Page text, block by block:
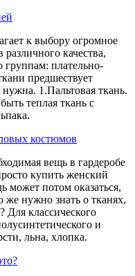
к выбору огромное
различного качества,
группам: плательно-
предшествует
1.Пальтовая ткань.
теплая ткань с
костюмов
вещь в гардеробе
купить женский
может потом оказаться,
нужно знать о тканях,
классического
и
льна, хлопка.